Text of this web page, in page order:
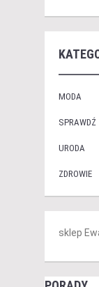
MODA
SPRAWDŹ
URODA
ZDROWIE
sklep